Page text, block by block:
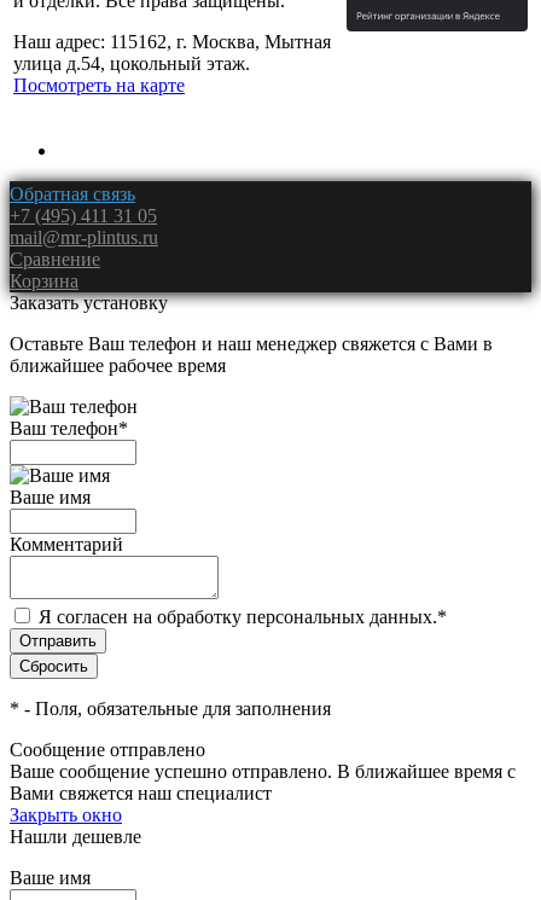
Наш адрес: 115162, г. Москва, Мытная
улица д.54, цокольный этаж.
Посмотреть на карте
Обратная связь
+7 (495) 411 31 05
mail@mr-plintus.ru
Сравнение
Корзина
Заказать установку
Оставьте Ваш телефон и наш менеджер свяжется с Вами в
ближайшее рабочее время
Ваш телефон*
Ваше имя
Комментарий
Я согласен на обработку персональных данных.*
* - Поля, обязательные для заполнения
Сообщение отправлено
Ваше сообщение успешно отправлено. В ближайшее время с
Вами свяжется наш специалист
Закрыть окно
Нашли дешевле
Ваше имя